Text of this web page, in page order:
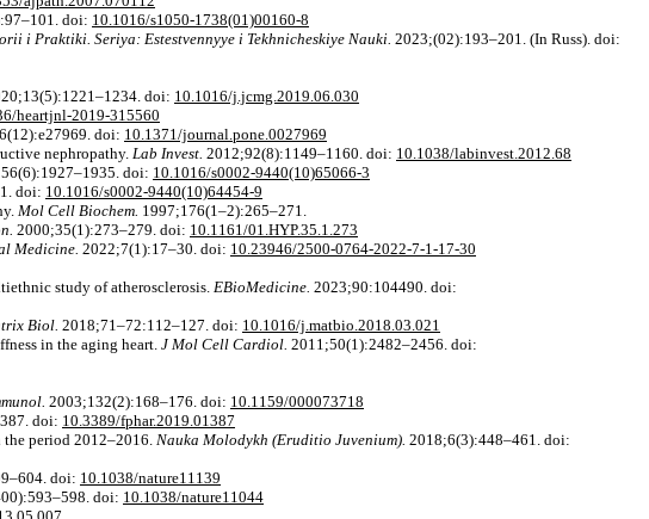
doi: 10.1016/s1050-1738(01)00160-8
i Praktiki. Seriya: Estestvennyye i Tekhnicheskiye Nauki. 2023;(02):193–201. (In Russ). doi:
doi: 10.1016/j.jcmg.2019.06.030
heartjnl-2019-315560
doi: 10.1371/journal.pone.0027969
nephropathy. Lab Invest. 2012;92(8):1149–1160. doi: 10.1038/labinvest.2012.68
doi: 10.1016/s0002-9440(10)65066-3
doi: 10.1016/s0002-9440(10)64454-9
Mol Cell Biochem. 1997;176(1–2):265–271.
2000;35(1):273–279. doi: 10.1161/01.HYP.35.1.273
Medicine. 2022;7(1):17–30. doi: 10.23946/2500-0764-2022-7-1-17-30
study of atherosclerosis. EBioMedicine. 2023;90:104490. doi:
Biol. 2018;71–72:112–127. doi: 10.1016/j.matbio.2018.03.021
in the aging heart. J Mol Cell Cardiol. 2011;50(1):2482–2456. doi:
2003;132(2):168–176. doi: 10.1159/000073718
doi: 10.3389/fphar.2019.01387
the period 2012–2016. Nauka Molodykh (Eruditio Juvenium). 2018;6(3):448–461. doi:
doi: 10.1038/nature11139
doi: 10.1038/nature11044